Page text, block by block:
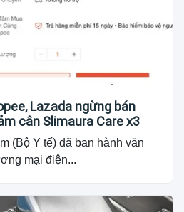
Lazada ngừng bán
cân Slimaura Care x3
(Bộ Y tế) đã ban hành văn
mại điện...